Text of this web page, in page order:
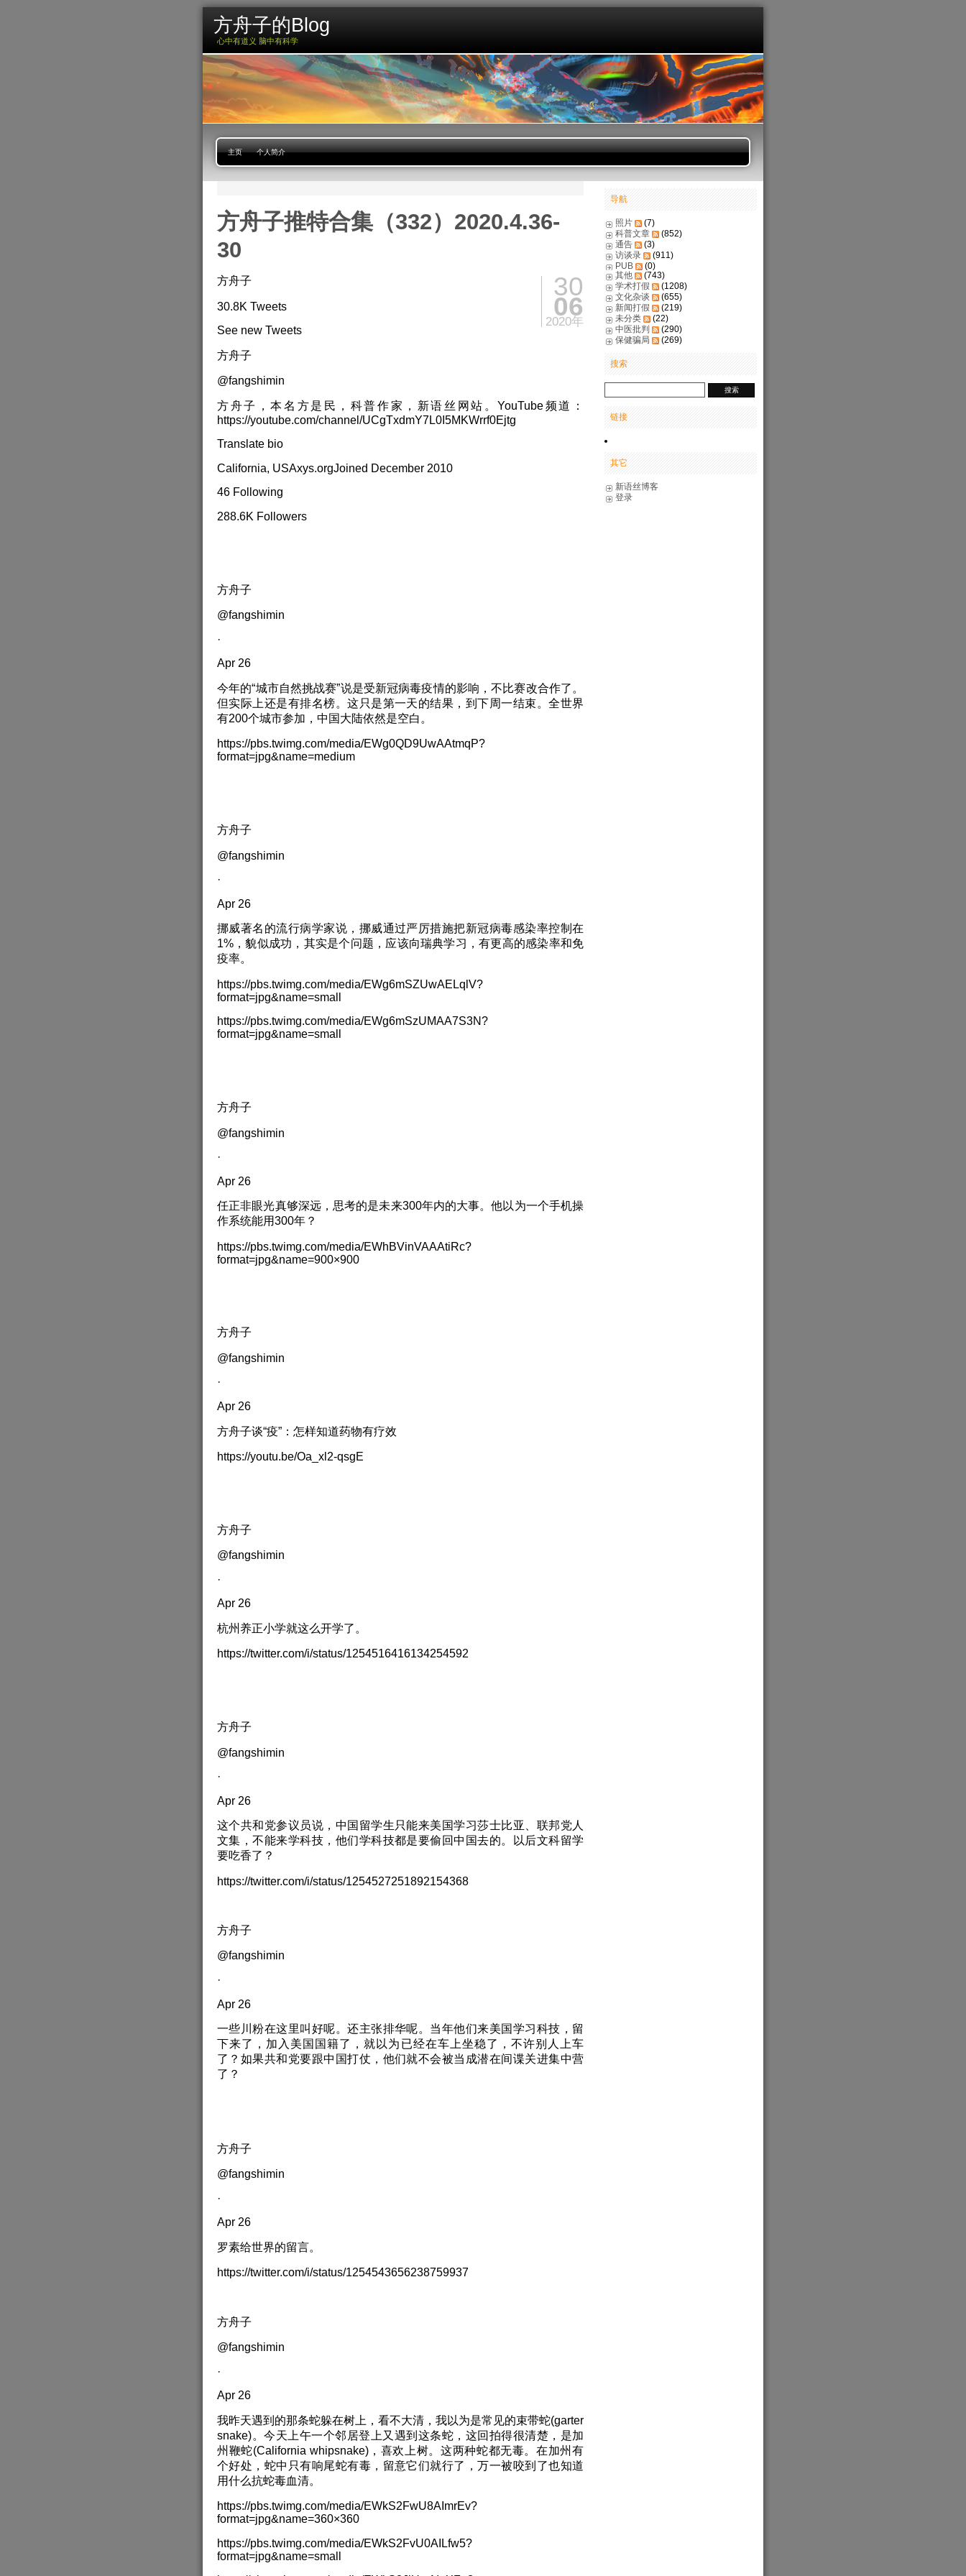
方舟子的Blog
心中有道义 脑中有科学
主页 个人简介
方舟子推特合集（332）2020.4.36-
30
30
06
2020年
方舟子
30.8K Tweets
See new Tweets
方舟子
@fangshimin
方舟子，本名方是民，科普作家，新语丝网站。YouTube频道：
https://youtube.com/channel/UCgTxdmY7L0I5MKWrrf0Ejtg
Translate bio
California, USAxys.orgJoined December 2010
46 Following
288.6K Followers
方舟子
@fangshimin
·
Apr 26
今年的“城市自然挑战赛”说是受新冠病毒疫情的影响，不比赛改合作了。
但实际上还是有排名榜。这只是第一天的结果，到下周一结束。全世界
有200个城市参加，中国大陆依然是空白。
https://pbs.twimg.com/media/EWg0QD9UwAAtmqP?
format=jpg&name=medium
方舟子
@fangshimin
·
Apr 26
挪威著名的流行病学家说，挪威通过严厉措施把新冠病毒感染率控制在
1%，貌似成功，其实是个问题，应该向瑞典学习，有更高的感染率和免
疫率。
https://pbs.twimg.com/media/EWg6mSZUwAELqlV?
format=jpg&name=small
https://pbs.twimg.com/media/EWg6mSzUMAA7S3N?
format=jpg&name=small
方舟子
@fangshimin
·
Apr 26
任正非眼光真够深远，思考的是未来300年内的大事。他以为一个手机操
作系统能用300年？
https://pbs.twimg.com/media/EWhBVinVAAAtiRc?
format=jpg&name=900×900
方舟子
@fangshimin
·
Apr 26
方舟子谈“疫”：怎样知道药物有疗效
https://youtu.be/Oa_xl2-qsgE
方舟子
@fangshimin
·
Apr 26
杭州养正小学就这么开学了。
https://twitter.com/i/status/1254516416134254592
方舟子
@fangshimin
·
Apr 26
这个共和党参议员说，中国留学生只能来美国学习莎士比亚、联邦党人
文集，不能来学科技，他们学科技都是要偷回中国去的。以后文科留学
要吃香了？
https://twitter.com/i/status/1254527251892154368
方舟子
@fangshimin
·
Apr 26
一些川粉在这里叫好呢。还主张排华呢。当年他们来美国学习科技，留
下来了，加入美国国籍了，就以为已经在车上坐稳了，不许别人上车
了？如果共和党要跟中国打仗，他们就不会被当成潜在间谍关进集中营
了？
方舟子
@fangshimin
·
Apr 26
罗素给世界的留言。
https://twitter.com/i/status/1254543656238759937
方舟子
@fangshimin
·
Apr 26
我昨天遇到的那条蛇躲在树上，看不大清，我以为是常见的束带蛇(garter
snake)。今天上午一个邻居登上又遇到这条蛇，这回拍得很清楚，是加
州鞭蛇(California whipsnake)，喜欢上树。这两种蛇都无毒。在加州有
个好处，蛇中只有响尾蛇有毒，留意它们就行了，万一被咬到了也知道
用什么抗蛇毒血清。
https://pbs.twimg.com/media/EWkS2FwU8AImrEv?
format=jpg&name=360×360
https://pbs.twimg.com/media/EWkS2FvU0AILfw5?
format=jpg&name=small
导航
照片
(7)
科普文章
(852)
通告
(3)
访谈录
(911)
PUB
(0)
其他
(743)
学术打假
(1208)
文化杂谈
(655)
新闻打假
(219)
未分类
(22)
中医批判
(290)
保健骗局
(269)
搜索
链接
其它
新语丝博客
登录